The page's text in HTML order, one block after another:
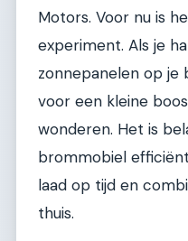
Motors. Voor nu is
experiment. Als je
zonnepanelen op
voor een kleine
wonderen. Het is
brommobiel
laad op tijd en
thuis.